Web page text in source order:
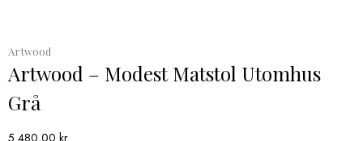
Artwood
Artwood – Modest Matstol Utomhus
Grå